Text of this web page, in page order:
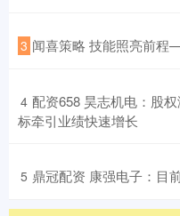
3 闻喜策略 技能照亮前
4 配资658 昊志机电：股
标牵引业绩快速增长
5 鼎冠配资 康强电子：目